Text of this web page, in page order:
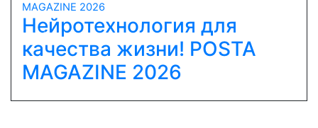
Нейротехнология для
качества жизни! POSTA
MAGAZINE 2026
Previous